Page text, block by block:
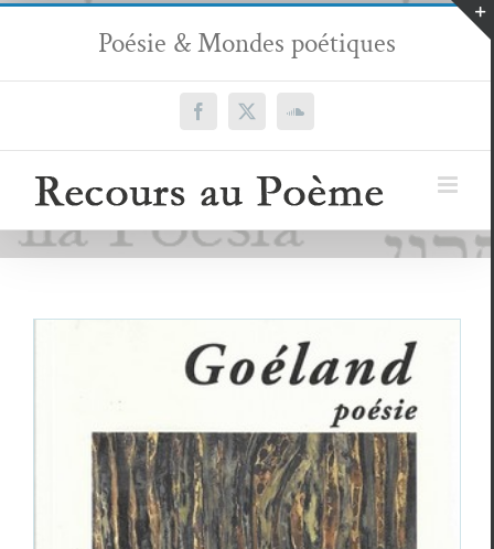
Passer
contenu
Poésie & Mondes poétiques
Facebook
X SoundCloud